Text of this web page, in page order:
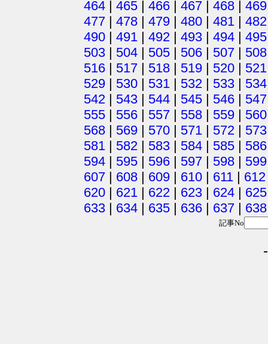
464 | 465 | 466 | 467 | 468 | 469
477 | 478 | 479 | 480 | 481 | 482
490 | 491 | 492 | 493 | 494 | 495
503 | 504 | 505 | 506 | 507 | 508
516 | 517 | 518 | 519 | 520 | 521
529 | 530 | 531 | 532 | 533 | 534
542 | 543 | 544 | 545 | 546 | 547
555 | 556 | 557 | 558 | 559 | 560
568 | 569 | 570 | 571 | 572 | 573
581 | 582 | 583 | 584 | 585 | 586
594 | 595 | 596 | 597 | 598 | 599
607 | 608 | 609 | 610 | 611 | 612
620 | 621 | 622 | 623 | 624 | 625
633 | 634 | 635 | 636 | 637 | 638
記事No